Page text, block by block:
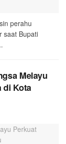
perahu
saat Bupati
Melayu
di Kota